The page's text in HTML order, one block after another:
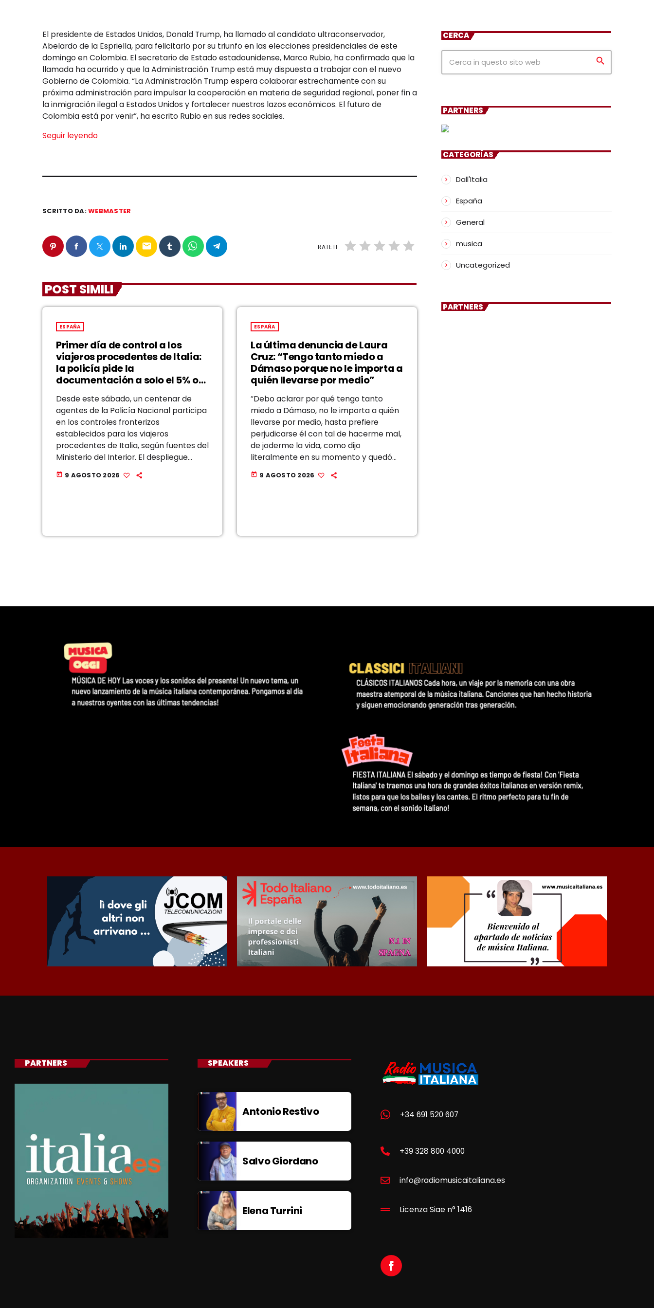
El presidente de Estados Unidos, Donald Trump, ha llamado al candidato ultraconservador,
Abelardo de la Espriella, para felicitarlo por su triunfo en las elecciones presidenciales de este
domingo en Colombia. El secretario de Estado estadounidense, Marco Rubio, ha confirmado que la
llamada ha ocurrido y que la Administración Trump está muy dispuesta a trabajar con el nuevo
Gobierno de Colombia. “La Administración Trump espera colaborar estrechamente con su
próxima administración para impulsar la cooperación en materia de seguridad regional, poner fin a
la inmigración ilegal a Estados Unidos y fortalecer nuestros lazos económicos. El futuro de
Colombia está por venir”, ha escrito Rubio en sus redes sociales.
Seguir leyendo
SCRITTO DA:WEBMASTER
email RATE IT
POST SIMILI
ESPAÑA
Primer día de control a los
viajeros procedentes de Italia:
la policía pide la
documentación a solo el 5% o
10% de los pasajeros
Desde este sábado, un centenar de
agentes de la Policía Nacional participa
en los controles fronterizos
establecidos para los viajeros
procedentes de Italia, según fuentes del
Ministerio del Interior. El despliegue
deriva de la decisión del Gobierno,
adoptada a última hora de la tarde del
today 9 AGOSTO 2026
ESPAÑA
La última denuncia de Laura
Cruz: “Tengo tanto miedo a
Dámaso porque no le importa a
quién llevarse por medio”
“Debo aclarar por qué tengo tanto
miedo a Dámaso, no le importa a quién
llevarse por medio, hasta prefiere
perjudicarse él con tal de hacerme mal,
de joderme la vida, como dijo
literalmente en su momento y quedó
probado en juicios anteriores”. Esta es
parte de la declaración de Laura […]
today 9 AGOSTO 2026
CERCA
search
PARTNERS
CATEGORÍAS
Dall'Italia
España
General
musica
Uncategorized
PARTNERS
PARTNERS SPEAKERS
Antonio Restivo
Salvo Giordano
Elena Turrini
+34 691 520 607
+39 328 800 4000
info@radiomusicaitaliana.es
Licenza Siae n° 1416